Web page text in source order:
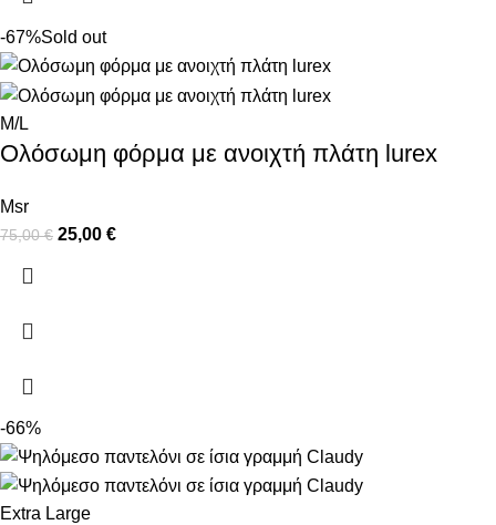
-67%Sold out
M/L
Ολόσωμη φόρμα με ανοιχτή πλάτη lurex
Msr
75,00€ 25,00 €
-66%
Extra Large